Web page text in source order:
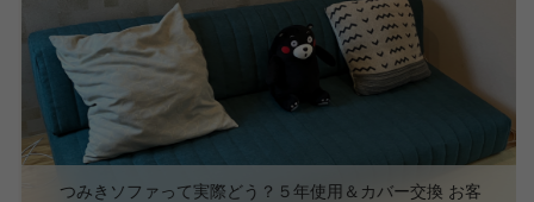
つみきソファって実際どう？５年使用＆カバー交換 お客